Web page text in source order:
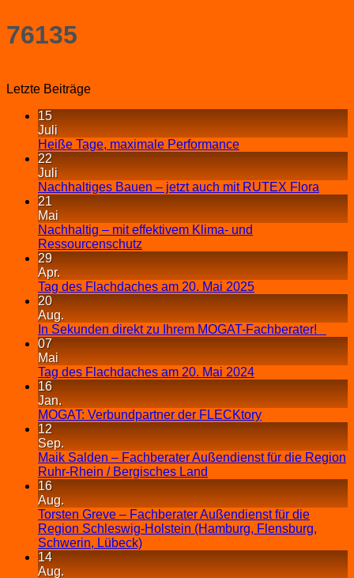
76135
Letzte Beiträge
15
Juli
Heiße Tage, maximale Performance
22
Juli
Nachhaltiges Bauen – jetzt auch mit RUTEX Flora
21
Mai
Nachhaltig – mit effektivem Klima- und
Ressourcenschutz
29
Apr.
Tag des Flachdaches am 20. Mai 2025
20
Aug.
In Sekunden direkt zu Ihrem MOGAT-Fachberater!
07
Mai
Tag des Flachdaches am 20. Mai 2024
16
Jan.
MOGAT: Verbundpartner der FLECKtory
12
Sep.
Maik Salden – Fachberater Außendienst für die Region
Ruhr-Rhein / Bergisches Land
16
Aug.
Torsten Greve – Fachberater Außendienst für die
Region Schleswig-Holstein (Hamburg, Flensburg,
Schwerin, Lübeck)
14
Aug.